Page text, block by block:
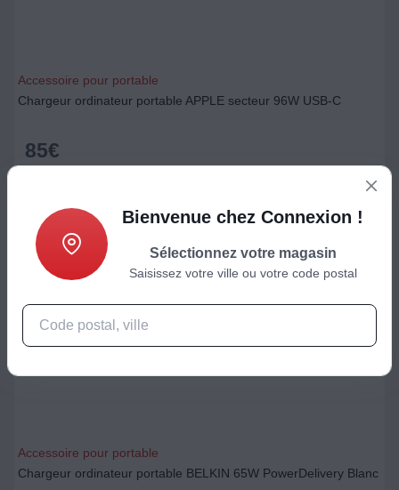
Accessoire pour portable
Chargeur ordinateur portable APPLE secteur 96W USB-C
85€
Accessoire pour portable
Chargeur ordinateur portable BELKIN 65W PowerDelivery Blanc
Bienvenue chez Connexion !
Sélectionnez votre magasin
Saisissez votre ville ou votre code postal